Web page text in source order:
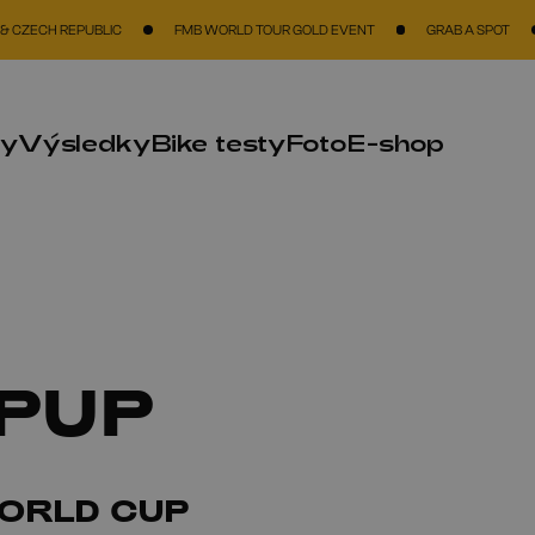
FMB WORLD TOUR GOLD EVENT GRAB A SPOT THE
VýsledkyBike testyFotoE-shop
CUP